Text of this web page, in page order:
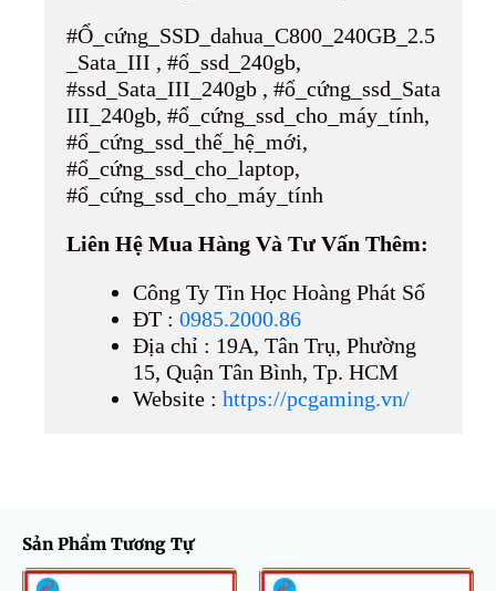
#Ổ_cứng_SSD_dahua_C800_240GB_2.5
_Sata_III , #ổ_ssd_240gb,
#ssd_Sata_III_240gb , #ổ_cứng_ssd_Sata
III_240gb, #ổ_cứng_ssd_cho_máy_tính,
#ổ_cứng_ssd_thế_hệ_mới,
#ổ_cứng_ssd_cho_laptop,
#ổ_cứng_ssd_cho_máy_tính
Liên Hệ Mua Hàng Và Tư Vấn Thêm:
Công Ty Tin Học Hoàng Phát Số
ĐT : 0985.2000.86
Địa chỉ : 19A, Tân Trụ, Phường
15, Quận Tân Bình, Tp. HCM
Website : https://pcgaming.vn/
Sản Phẩm Tương Tự
Giá
Giá